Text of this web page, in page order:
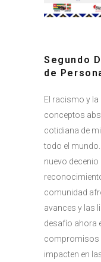
Segundo
de
El racismo y
conceptos
cotidiana de
todo el
nuevo decenio
comunidad
avances y las
desafío ahora
compromisos
impacten en